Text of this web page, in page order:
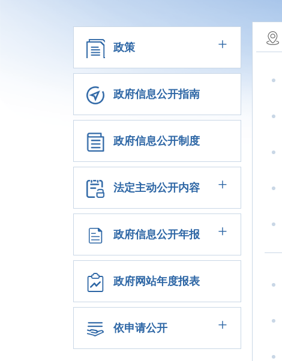
政策 +
政府信息公开指南
政府信息公开制度
法定主动公开内容 +
政府信息公开年报 +
政府网站年度报表
依申请公开 +